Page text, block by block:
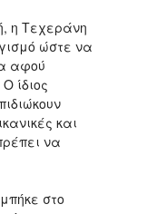
η Τεχεράνη
ώστε να
αφού
ίδιος
και
να
στο